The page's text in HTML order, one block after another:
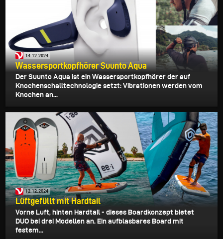
14.12.2024
Wassersportkopfhörer Suunto Aqua
Der Suunto Aqua ist ein Wassersportkopfhörer der auf
Knochenschalltechnologie setzt: Vibrationen werden vom
Knochen an...
12.12.2024
Lüftgefüllt mit Hardtail
Vorne Luft, hinten Hardtail - dieses Boardkonzept bietet
DUO bei drei Modellen an. Ein aufblasbares Board mit
festem...